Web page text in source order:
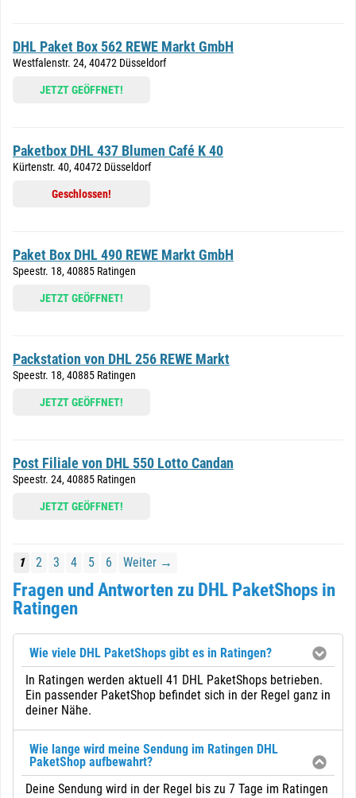
DHL Paket Box 562 REWE Markt GmbH
Westfalenstr. 24, 40472 Düsseldorf
JETZT GEÖFFNET!
Paketbox DHL 437 Blumen Café K 40
Kürtenstr. 40, 40472 Düsseldorf
Geschlossen!
Paket Box DHL 490 REWE Markt GmbH
Speestr. 18, 40885 Ratingen
JETZT GEÖFFNET!
Packstation von DHL 256 REWE Markt
Speestr. 18, 40885 Ratingen
JETZT GEÖFFNET!
Post Filiale von DHL 550 Lotto Candan
Speestr. 24, 40885 Ratingen
JETZT GEÖFFNET!
1 2 3 4 5 6 Weiter →
Fragen und Antworten zu DHL PaketShops in
Ratingen
Wie viele DHL PaketShops gibt es in Ratingen?
In Ratingen werden aktuell 41 DHL PaketShops betrieben.
Ein passender PaketShop befindet sich in der Regel ganz in
deiner Nähe.
Wie lange wird meine Sendung im Ratingen DHL
PaketShop aufbewahrt?
Deine Sendung wird in der Regel bis zu 7 Tage im Ratingen